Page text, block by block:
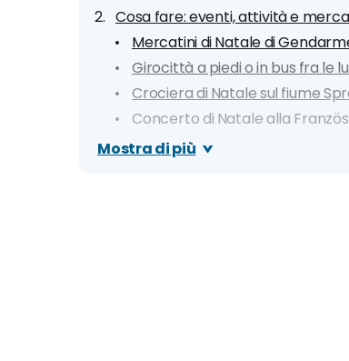
Cosa fare: eventi, attività e
Mercatini di Natale di
Girocittà a piedi o in bus fra le
Crociera di Natale sul fiume
Concerto di Natale alla
Stars in Concert Speciale di
Mostra di più